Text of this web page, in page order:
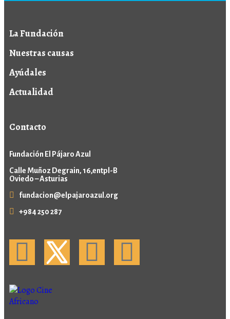
La Fundación
Nuestras causas
Ayúdales
Actualidad
Contacto
Fundación El Pájaro Azul
Calle Muñoz Degrain, 16,entpl-B
Oviedo – Asturias
fundacion@elpajaroazul.org
+984 250 287